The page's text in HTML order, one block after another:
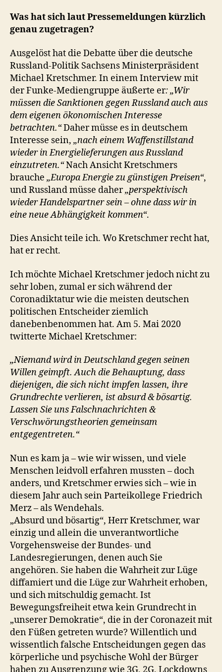
Was hat sich laut Pressemeldungen kürzlich
genau zugetragen?
Ausgelöst hat die Debatte über die deutsche
Russland-Politik Sachsens Ministerpräsident
Michael Kretschmer. In einem Interview mit
der Funke-Mediengruppe äußerte er: „Wir
müssen die Sanktionen gegen Russland auch aus
dem eigenen ökonomischen Interesse
betrachten.“Daher müsse es in deutschem
Interesse sein, „nach einem Waffenstillstand
wieder in Energielieferungen aus Russland
einzutreten.“Nach Ansicht Kretschmers
brauche „Europa Energie zu günstigen Preisen“,
und Russland müsse daher„perspektivisch
wieder Handelspartner sein – ohne dass wir in
eine neue Abhängigkeit kommen“.
Dies Ansicht teile ich. Wo Kretschmer recht hat,
hat er recht.
Ich möchte Michael Kretschmer jedoch nicht zu
sehr loben, zumal er sich während der
Coronadiktatur wie die meisten deutschen
politischen Entscheider ziemlich
danebenbenommen hat. Am 5. Mai 2020
twitterte Michael Kretschmer:
„Niemand wird in Deutschland gegen seinen
Willen geimpft. Auch die Behauptung, dass
diejenigen, die sich nicht impfen lassen, ihre
Grundrechte verlieren, ist absurd & bösartig.
Lassen Sie uns Falschnachrichten &
Verschwörungstheorien gemeinsam
entgegentreten.“
Nun es kam ja – wie wir wissen, und viele
Menschen leidvoll erfahren mussten – doch
anders, und Kretschmer erwies sich – wie in
diesem Jahr auch sein Parteikollege Friedrich
Merz – als Wendehals.
„Absurd und bösartig“, Herr Kretschmer, war
einzig und allein die unverantwortliche
Vorgehensweise der Bundes- und
Landesregierungen, denen auch Sie
angehören. Sie haben die Wahrheit zur Lüge
diffamiert und die Lüge zur Wahrheit erhoben,
und sich mitschuldig gemacht. Ist
Bewegungsfreiheit etwa kein Grundrecht in
„unserer Demokratie“, die in der Coronazeit mit
den Füßen getreten wurde? Willentlich und
wissentlich falsche Entscheidungen gegen das
körperliche und psychische Wohl der Bürger
haben zu Ausgrenzung wie 3G, 2G, Lockdowns